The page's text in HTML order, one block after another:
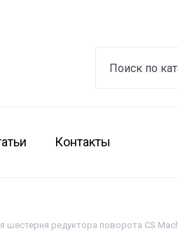
Контакты
шестерня редуктора поворота CS